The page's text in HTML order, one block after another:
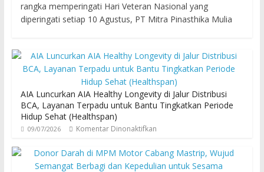
rangka memperingati Hari Veteran Nasional yang
diperingati setiap 10 Agustus, PT Mitra Pinasthika Mulia
AIA Luncurkan AIA Healthy Longevity di Jalur Distribusi
BCA, Layanan Terpadu untuk Bantu Tingkatkan Periode
Hidup Sehat (Healthspan)
09/07/2026 Komentar Dinonaktifkan